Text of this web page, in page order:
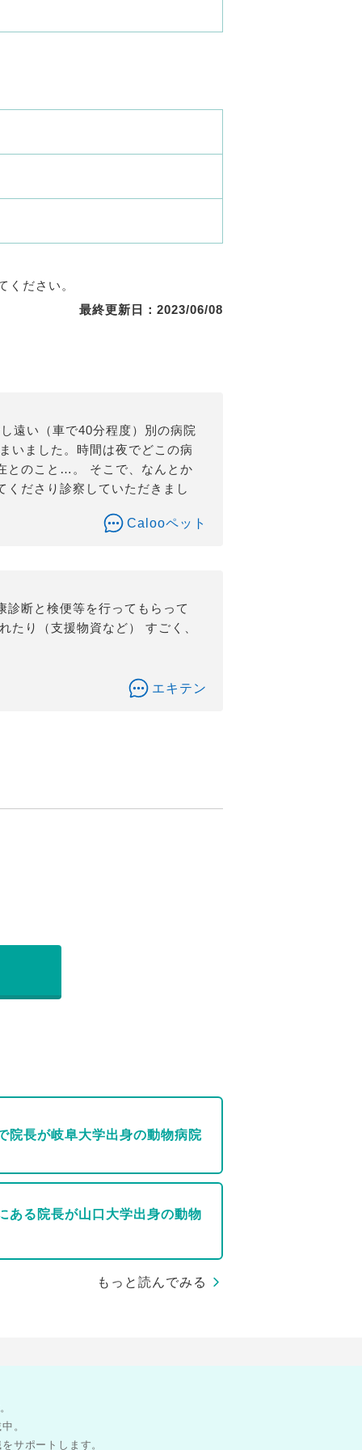
ださい。
最終更新日：2023/06/08
遠い（車で40分程度）別の病院
いました。時間は夜でどこの病
とのこと…。 そこで、なんとか
ださり診察していただきまし
Calooペット
断と検便等を行ってもらって
たり（支援物資など） すごく、
エキテン
院長が岐阜大学出身の動物病院
ある院長が山口大学出身の動物
もっと読んでみる
。
サポートします。